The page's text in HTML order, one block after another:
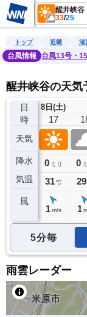
醒井峡谷
33/25
雨雲レーダー 台
トップ 近畿 滋
台風情報
台風13号・
醒井峡谷の天気
日
時
天気
降水
気温
風
8日(土)
16
0ミリ
32℃
17
0 ミリ
31℃
1 m/s
0
29
1
5分毎
雨雲レーダー